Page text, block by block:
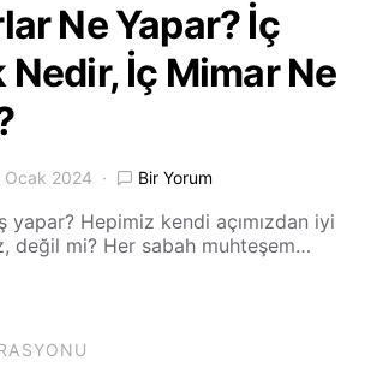
Ne Yapar? İç
Nedir, İç Mimar Ne
Ocak 2024 Bir Yorum
yapar? Hepimiz kendi açımızdan iyi
değil mi? Her sabah muhteşem…